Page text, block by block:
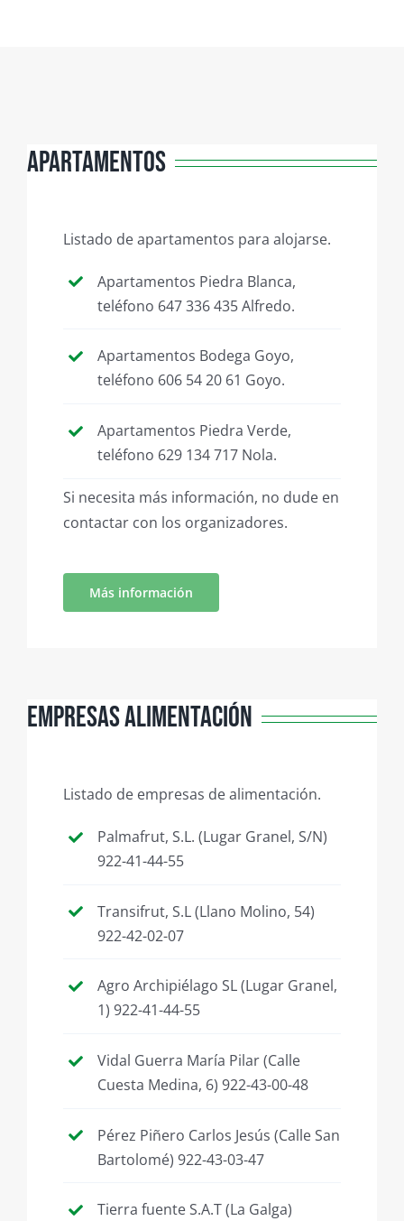
Apartamentos
Listado de apartamentos para alojarse.
Apartamentos Piedra Blanca,
teléfono 647 336 435 Alfredo.
Apartamentos Bodega Goyo,
teléfono 606 54 20 61 Goyo.
Apartamentos Piedra Verde,
teléfono 629 134 717 Nola.
Si necesita más información, no dude en
contactar con los organizadores.
Más información
Empresas Alimentación
Listado de empresas de alimentación.
Palmafrut, S.L. (Lugar Granel, S/N)
922-41-44-55
Transifrut, S.L (Llano Molino, 54)
922-42-02-07
Agro Archipiélago SL (Lugar Granel,
1) 922-41-44-55
Vidal Guerra María Pilar (Calle
Cuesta Medina, 6) 922-43-00-48
Pérez Piñero Carlos Jesús (Calle San
Bartolomé) 922-43-03-47
Tierra fuente S.A.T (La Galga)